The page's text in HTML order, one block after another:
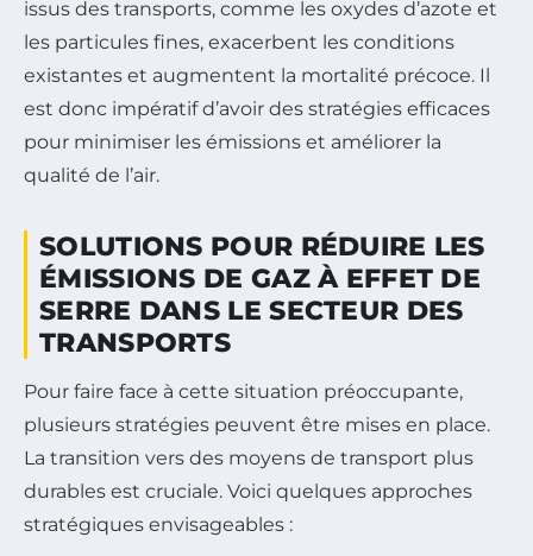
issus des transports, comme les oxydes d’azote et
les particules fines, exacerbent les conditions
existantes et augmentent la mortalité précoce. Il
est donc impératif d’avoir des stratégies efficaces
pour minimiser les émissions et améliorer la
qualité de l’air.
SOLUTIONS POUR RÉDUIRE LES
ÉMISSIONS DE GAZ À EFFET DE
SERRE DANS LE SECTEUR DES
TRANSPORTS
Pour faire face à cette situation préoccupante,
plusieurs stratégies peuvent être mises en place.
La transition vers des moyens de transport plus
durables est cruciale. Voici quelques approches
stratégiques envisageables :